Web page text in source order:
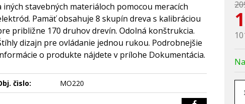
iných stavebných materiáloch pomocou meracích
Pamäť obsahuje 8 skupín dreva s kalibráciou
približne 170 druhov drevín. Odolná konštrukcia.
dizajn pre ovládanie jednou rukou. Podrobnejšie
o produkte nájdete v prílohe Dokumentácia.
čislo: MO220